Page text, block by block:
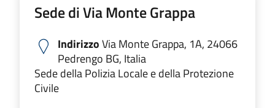
Sede di Via Monte Grappa
IndirizzoVia Monte Grappa, 1A, 24066
Pedrengo BG, Italia
Sede della Polizia Locale e della Protezione
Civile